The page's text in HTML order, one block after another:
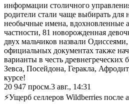
информации столичного
родители стали чаще выбирать
необычные имена, вдохновленные
частности, 81 новорожденная
двух мальчиков назвали
официальных документах также
варианты в честь древнегреческих
Зевса, Посейдона, Геракла,
курсе!
20 947 просм.3 авг., 14:31
⚡Ущерб селлеров Wildberries